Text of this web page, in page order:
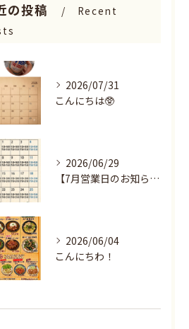
の投稿
Recent
2026/07/31
こんにちは🥸
2026/06/29
【7月営業日のお知らせ🌻】
2026/06/04
こんにちわ！